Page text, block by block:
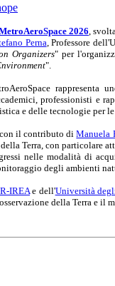
2026,
Perna, Professore
Organizers" per
".
professionisti e
e delle tecnologie per
con il contributo diManuela
Terra, con particolare
nelle modalità di
degli ambienti
IREAe dell'Università
della Terra e il